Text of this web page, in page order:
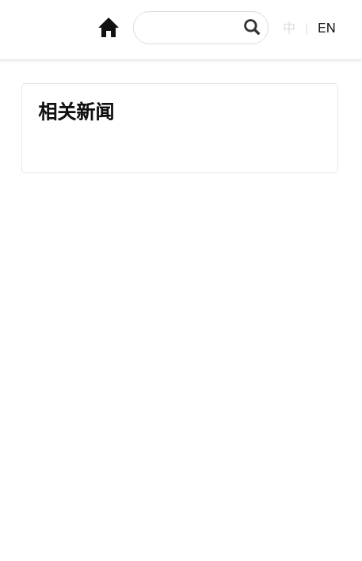
中 EN
相关新闻